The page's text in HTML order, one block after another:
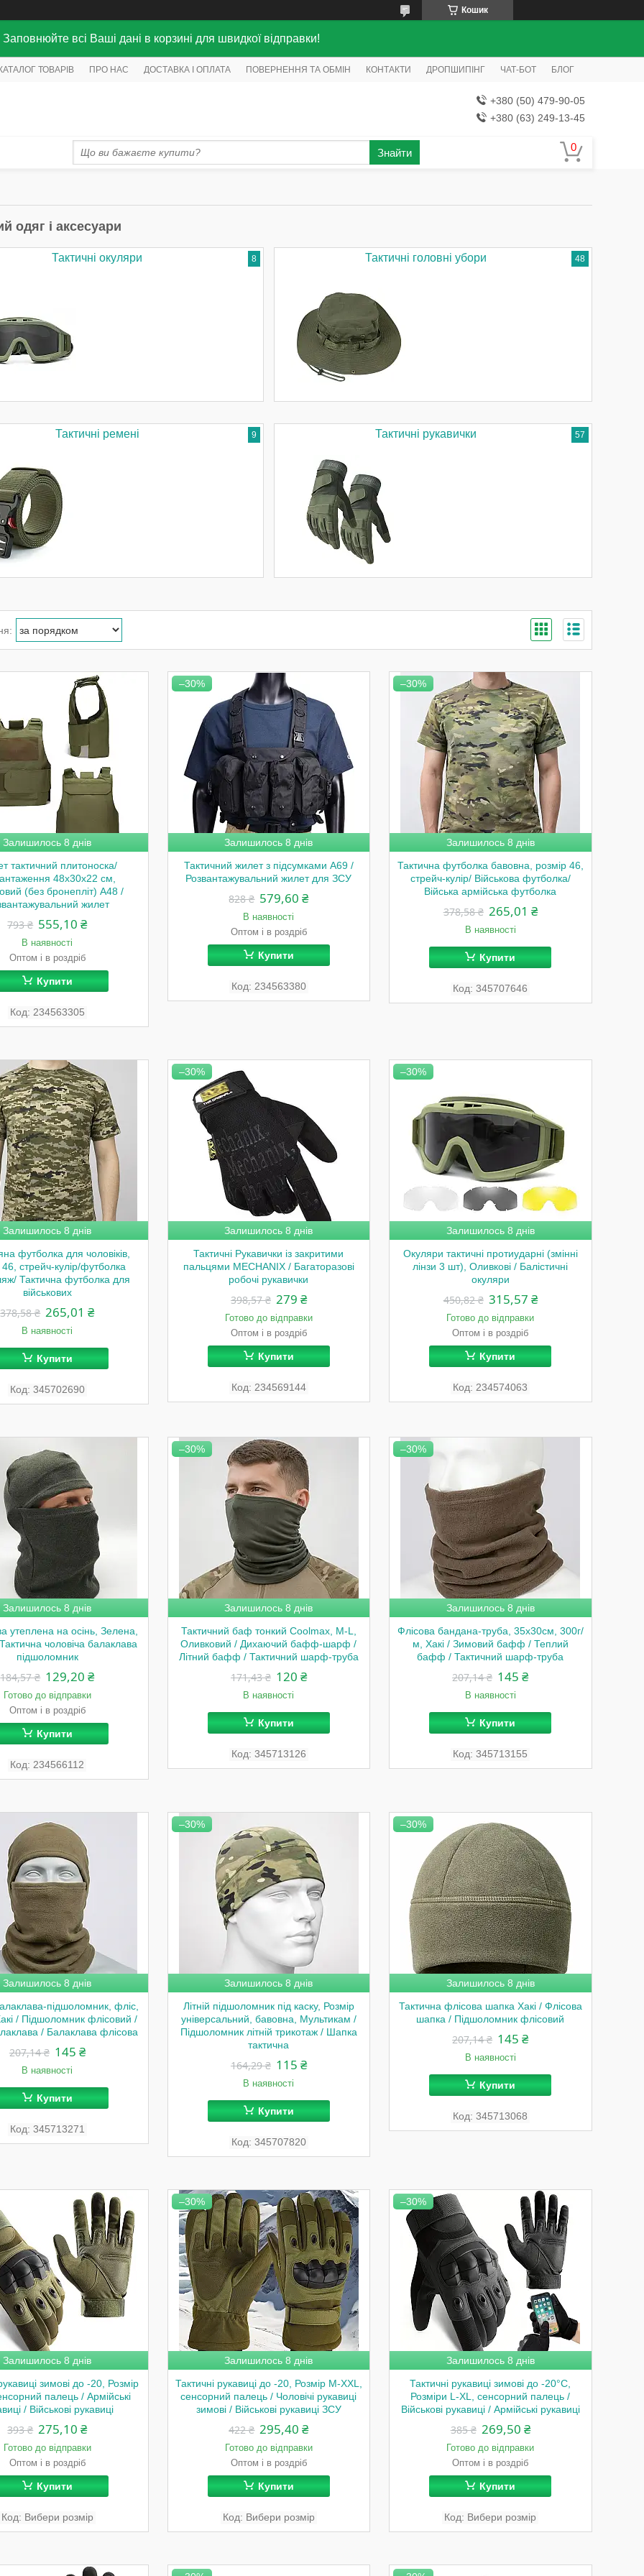
Кошик
Заповнюйте всі Ваші дані в корзині для швидкої відправки!
ТОВАРІВ ПРО НАС ДОСТАВКА І ОПЛАТА ПОВЕРНЕННЯ ТА ОБМІН КОНТАКТИ ДРОПШИПІНГ ЧАТ-БОТ БЛОГ
+380 (50) 479-90-05
+380 (63) 249-13-45
Знайти
одяг і аксесуари
Тактичні окуляри 8 Тактичні головні убори 48
Тактичні ремені 9 Тактичні рукавички 57
Залишилось 8 днів
тактичний плитоноска/
48х30х22 см,
(без бронепліт) A48 /
жилет
793 ₴ 555,10 ₴
В наявності
Оптом і в роздріб
Купити
234563305
–30%
Залишилось 8 днів
Тактичний жилет з підсумками A69 /
Розвантажувальний жилет для ЗСУ
828 ₴ 579,60 ₴
В наявності
Оптом і в роздріб
Купити
234563380
–30%
Залишилось 8 днів
Тактична футболка бавовна, розмір 46,
стрейч-кулір/ Військова футболка/
Війська армійська футболка
378,58 ₴ 265,01 ₴
В наявності
Купити
345707646
Залишилось 8 днів
футболка для чоловіків,
46, стрейч-кулір/футболка
Тактична футболка для
військових
378,58 ₴ 265,01 ₴
В наявності
Купити
345702690
–30%
Залишилось 8 днів
Тактичні Рукавички із закритими
пальцями MECHANIX / Багаторазові
робочі рукавички
398,57 ₴ 279 ₴
Готово до відправки
Оптом і в роздріб
Купити
234569144
–30%
Залишилось 8 днів
Окуляри тактичні протиударні (змінні
лінзи 3 шт), Оливкові / Балістичні
окуляри
450,82 ₴ 315,57 ₴
Готово до відправки
Оптом і в роздріб
Купити
234574063
Залишилось 8 днів
утеплена на осінь, Зелена,
чоловіча балаклава
підшоломник
184,57 ₴ 129,20 ₴
Готово до відправки
Оптом і в роздріб
Купити
234566112
–30%
Залишилось 8 днів
Тактичний баф тонкий Coolmax, M-L,
Оливковий / Дихаючий бафф-шарф /
Літний бафф / Тактичний шарф-труба
171,43 ₴ 120 ₴
В наявності
Купити
345713126
–30%
Залишилось 8 днів
Флісова бандана-труба, 35х30см, 300г/
м, Хакі / Зимовий бафф / Теплий
бафф / Тактичний шарф-труба
207,14 ₴ 145 ₴
В наявності
Купити
345713155
Залишилось 8 днів
підшоломник, фліс,
/ Підшоломник флісовий /
/ Балаклава флісова
207,14 ₴ 145 ₴
В наявності
Купити
345713271
–30%
Залишилось 8 днів
Літній підшоломник під каску, Розмір
універсальний, бавовна, Мультикам /
Підшоломник літній трикотаж / Шапка
тактична
164,29 ₴ 115 ₴
В наявності
Купити
345707820
–30%
Залишилось 8 днів
Тактична флісова шапка Хакі / Флісова
шапка / Підшоломник флісовий
207,14 ₴ 145 ₴
В наявності
Купити
345713068
Залишилось 8 днів
зимові до -20, Розмір
палець / Армійські
/ Військові рукавиці
393 ₴ 275,10 ₴
Готово до відправки
Оптом і в роздріб
Купити
Вибери розмір
–30%
Залишилось 8 днів
Тактичні рукавиці до -20, Розмір M-XХL,
сенсорний палець / Чоловічі рукавиці
зимові / Військові рукавиці ЗСУ
422 ₴ 295,40 ₴
Готово до відправки
Оптом і в роздріб
Купити
Вибери розмір
–30%
Залишилось 8 днів
Тактичні рукавиці зимові до -20°C,
Розміри L-XL, сенсорний палець /
Військові рукавиці / Армійські рукавиці
385 ₴ 269,50 ₴
Готово до відправки
Оптом і в роздріб
Купити
Вибери розмір